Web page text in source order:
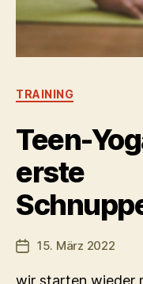
Kategorien
TRAINING
Teen-
erste
15. März 2022
wir starten wieder